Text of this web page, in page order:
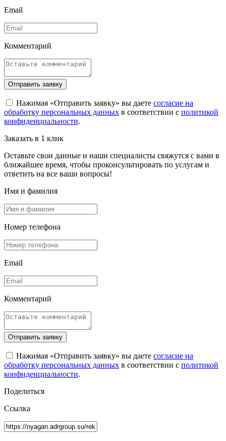
Email
Комментарий
Отправить заявку
Нажимая «Отправить заявку» вы даете согласие на
обработку персональных данных в соответствии с политикой
конфиденциальности.
Заказать в 1 клик
Оставьте свои данные и наши специалисты свяжутся с вами в
ближайшее время, чтобы проконсультировать по услугам и
ответить на все ваши вопросы!
Имя и фамилия
Номер телефона
Email
Комментарий
Отправить заявку
Нажимая «Отправить заявку» вы даете согласие на
обработку персональных данных в соответствии с политикой
конфиденциальности.
Поделиться
Ссылка